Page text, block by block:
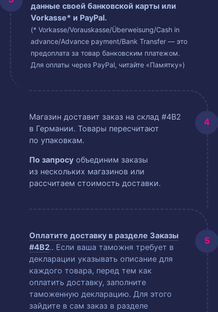
данные своей банковской карты или
Vorkasse* и PayPal.
(* Vorkasse/Vorauskasse/Überweisung/Cash in
advance/Advance payment/Bank Transfer — это
предоплата за товар банковским платежом.
Для оплаты через PayPal, читайте «Памятку»)
Магазин доставит заказ на склад #4B2
в Германии. Товары пересчитают
по упаковкам.
По запросу объединим заказы
из нескольких магазинов или
рассчитаем стоимость доставки.
Оплатите доставку в разделе Заказы
#4B2.. Если ваша таможня требует в
декларации указывать описание для
каждого товара, перед тем как
оплатить доставку, заполните
таможенную декларацию. Для этого
зайдите в сам заказ в разделе